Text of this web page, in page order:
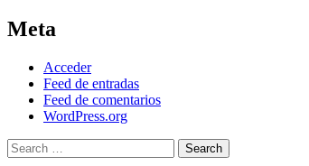
Meta
Acceder
Feed de entradas
Feed de comentarios
WordPress.org
Search